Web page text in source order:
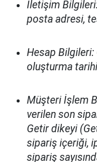
İletişim Bilgileri:
posta adresi,
Hesap Bilgileri:
oluşturma tarihi
Müşteri İşlem
verilen son
Getir dikeyi
sipariş içeriği,
sipariş